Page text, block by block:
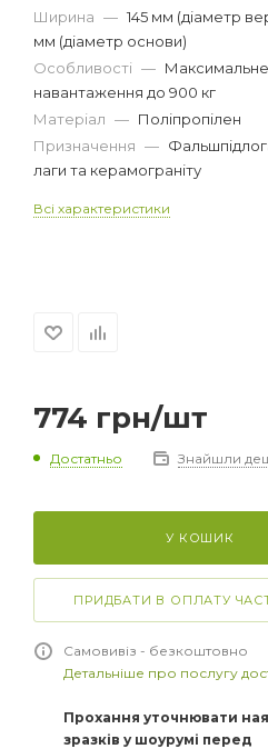
Ширина — 145 мм (діаметр
мм (діаметр основи)
Особливості — Максимальне
навантаження до 900 кг
Матеріал — Поліпропілен
Призначення —
лаги та керамограніту
Всі характеристики
774 грн/шт
Достатньо Знайшли
У КОШИК
ПРИДБАТИ В ОПЛАТУ
Самовивіз - безкоштовно
Детальніше про послугу
Прохання уточнювати
зразків у шоурумі перед